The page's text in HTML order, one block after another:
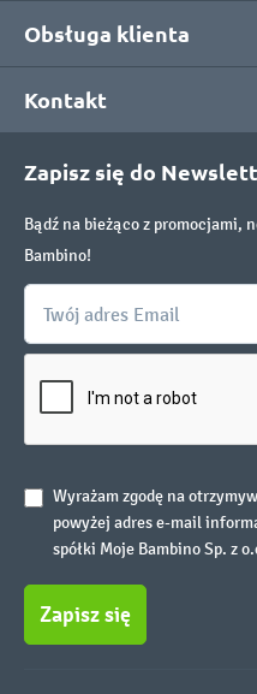
Obsługa klienta
Kontakt
Zapisz się do
Bądź na bieżąco z promocjami,
Bambino!
Wyrażam zgodę na
powyżej adres e-mail
spółki Moje Bambino Sp. z
Zapisz się